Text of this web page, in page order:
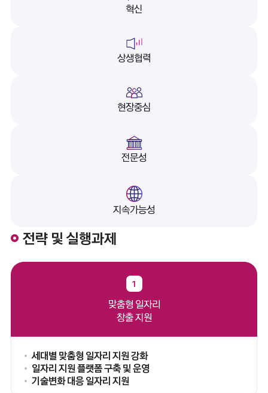
혁신
상생협력
현장중심
전문성
지속가능성
전략 및 실행과제
1
맞춤형 일자리
창출 지원
세대별 맞춤형 일자리 지원 강화
일자리 지원 플랫폼 구축 및 운영
기술변화 대응 일자리 지원